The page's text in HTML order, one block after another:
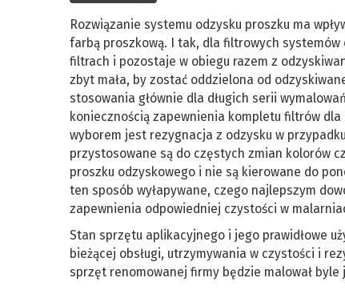
Rozwiązanie systemu odzysku proszku ma
farbą proszkową. I tak, dla filtrowych
filtrach i pozostaje w obiegu razem z
zbyt mała, by zostać oddzielona od
stosowania głównie dla długich serii
koniecznością zapewnienia kompletu filtrów
wyborem jest rezygnacja z odzysku w
przystosowane są do częstych zmian kolorów
proszku odzyskowego i nie są kierowane do
ten sposób wyłapywane, czego najlepszym
zapewnienia odpowiedniej czystości w
Stan sprzętu aplikacyjnego i jego prawidłowe
bieżącej obsługi, utrzymywania w czystości i
sprzęt renomowanej firmy będzie malował byle